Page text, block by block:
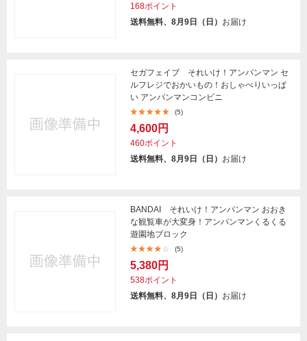
168ポイント
送料無料、8月9日（日） お届け
セガフェイブ それいけ！アンパンマン セ
ルフレジでおかいもの！おしゃべりいっぱ
い アンパンマンコンビニ
(5)
4,600円
460ポイント
送料無料、8月9日（日） お届け
BANDAI それいけ！アンパンマン おおき
な観覧車が大変身！アンパンマンくるくる
遊園地ブロック
(5)
5,380円
538ポイント
送料無料、8月9日（日） お届け